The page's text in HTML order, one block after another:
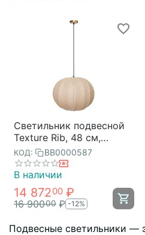
Светильник подвесной
Texture Rib, 48 см,
бежевый, Bergenson
Bjorn
КОД: BB0000587
В наличии
14 87200 ₽
16 90000 ₽ -12%
Подвесные светильники —